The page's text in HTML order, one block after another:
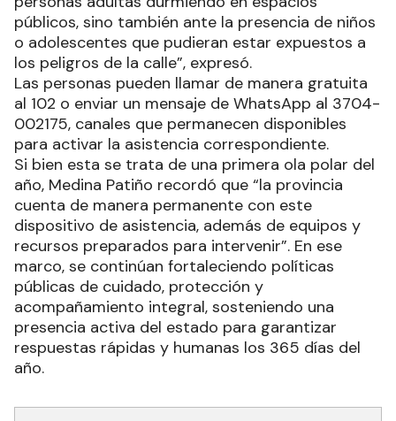
públicos, sino también ante la presencia de niños
o adolescentes que pudieran estar expuestos a
los peligros de la calle”, expresó.
Las personas pueden llamar de manera gratuita
al 102 o enviar un mensaje de WhatsApp al 3704-
002175, canales que permanecen disponibles
para activar la asistencia correspondiente.
Si bien esta se trata de una primera ola polar del
año, Medina Patiño recordó que “la provincia
cuenta de manera permanente con este
dispositivo de asistencia, además de equipos y
recursos preparados para intervenir”. En ese
marco, se continúan fortaleciendo políticas
públicas de cuidado, protección y
acompañamiento integral, sosteniendo una
presencia activa del estado para garantizar
respuestas rápidas y humanas los 365 días del
año.